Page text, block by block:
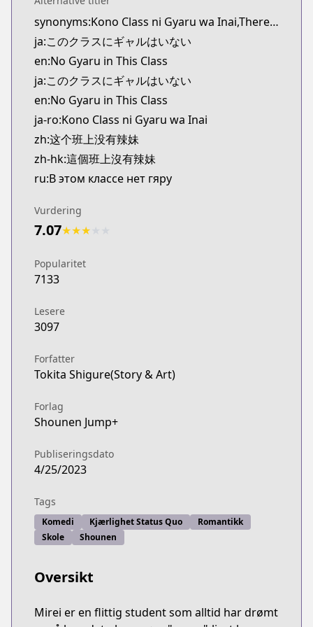
Kitsu
https://kitsu.app/manga/73059
CDJapan
CDJapan
https://www.anime-planet.com/manga/https://
MangaUpdates
MangaUpdates
https://www.mangaupdates.com/
Book☆Walker
Book☆Walker
https://bookwalker.jp/series/506849/list
Official English
https://mangaplus.shueisha.co.jp/titles/100357
synonyms:Kono Class ni Gyaru wa Inai,There Are No Gals in This Class
ja:このクラスにギャルはいない
en:No Gyaru in This Class
ja:このクラスにギャルはいない
en:No Gyaru in This Class
ja-ro:Kono Class ni Gyaru wa Inai
zh:这个班上没有辣妹
zh-hk:這個班上沒有辣妹
ru:В этом классе нет гяру
Vurdering
7.07★★★
Popularitet
7133
Lesere
3097
Forfatter
Tokita Shigure(Story & Art)
Forlag
Shounen Jump+
Publiseringsdato
4/25/2023
Tags
Komedi Kjærlighet Status Quo
Romantikk
Skole
Shounen
Oversikt
Mirei er en flittig student som alltid har drømt